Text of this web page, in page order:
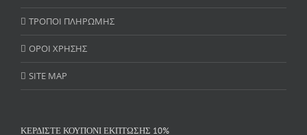
ΤΡΟΠΟΙ ΠΛΗΡΩΜΗΣ
ΟΡΟΙ ΧΡΗΣΗΣ
SITE MAP
ΚΕΡΔΙΣΤΕ ΚΟΥΠΟΝΙ ΕΚΠΤΩΣΗΣ 10%